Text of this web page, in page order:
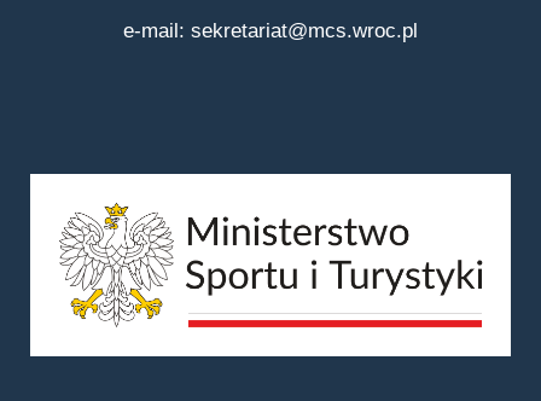
e-mail: sekretariat@mcs.wroc.pl